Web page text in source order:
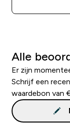
Alle
Er zijn
Schrijf een
waardebon van